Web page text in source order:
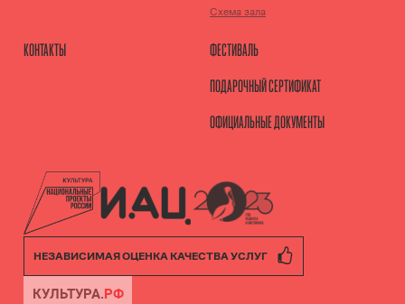
Схема зала
КОНТАКТЫ
ФЕСТИВАЛЬ
ПОДАРОЧНЫЙ СЕРТИФИКАТ
ОФИЦИАЛЬНЫЕ ДОКУМЕНТЫ
НЕЗАВИСИМАЯ ОЦЕНКА КАЧЕСТВА УСЛУГ